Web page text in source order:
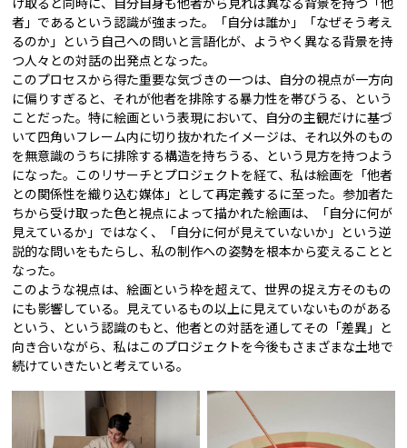
者」であるという認識が強まった。「自分は誰か」「なぜそう考え
るのか」という自己への問いと言語化が、ようやく異なる背景を持
つ人々との対話の出発点となった。
このプロセスから得た重要な気づきの一つは、自分の視点が一方向
に偏りすぎると、それが他者を排除する暴力性を帯びうる、という
ことだった。特に絵画という表現において、自分の主観だけに基づ
いて四角いフレーム内に切り抜かれたイメージは、それ以外のもの
を無意識のうちに排除する構造を持ちうる、という見方を持つよう
になった。このリサーチとプロジェクトを経て、私は絵画を「他者
との関係性を織り込む媒体」として再定義するに至った。参加者た
ちから受け取った色と視点によって描かれた絵画は、「自分に何が
見えているか」ではなく、「自分に何が見えていないか」という逆
説的な問いをもたらし、私の制作への姿勢を根本から変えることと
なった。
このような視点は、絵画という枠を超えて、世界の捉え方そのもの
にも影響している。見えているもの以上に見えていないものがある
という、という認識のもと、他者との対話を通してその「差異」と
向き合いながら、私はこのプロジェクトを今後もさまざまな土地で
続けていきたいと考えている。